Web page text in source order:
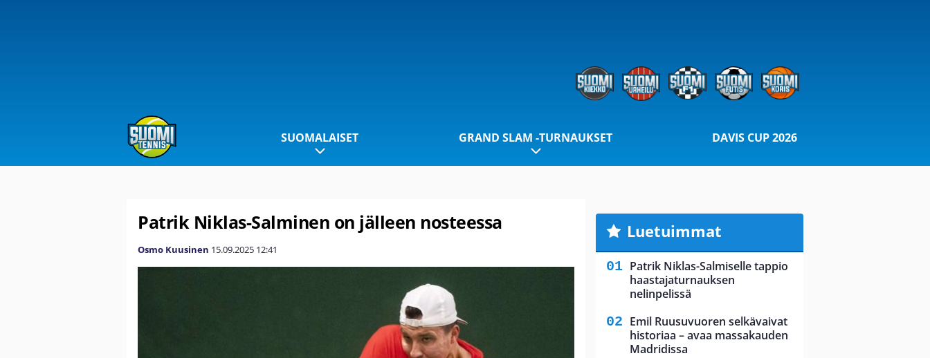
SUOMALAISET GRAND SLAM -TURNAUKSET DAVIS CUP 2026
Patrik Niklas-Salminen on jälleen nosteessa
Osmo Kuusinen 15.09.2025 12:41
Luetuimmat
Patrik Niklas-Salmiselle tappio
haastajaturnauksen
nelinpelissä
Emil Ruusuvuoren selkävaivat
historiaa – avaa massakauden
Madridissa